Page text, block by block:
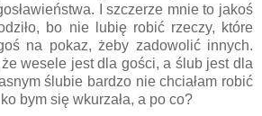
I szczerze mnie to jakoś
bo nie lubię robić rzeczy, które
na pokaz, żeby zadowolić innych.
wesele jest dla gości, a ślub jest dla
ślubie bardzo nie chciałam robić
bym się wkurzała, a po co?